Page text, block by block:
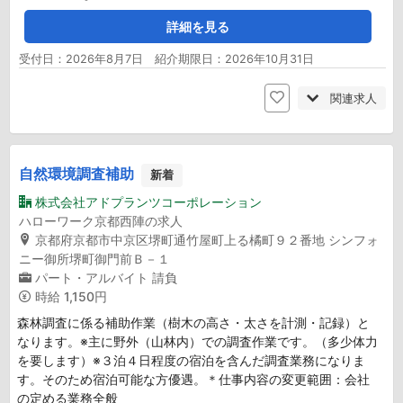
詳細を見る
受付日：2026年8月7日 紹介期限日：2026年10月31日
関連求人
自然環境調査補助 新着
株式会社アドプランツコーポレーション
ハローワーク京都西陣の求人
京都府京都市中京区堺町通竹屋町上る橘町９２番地 シンフォ
ニー御所堺町御門前Ｂ－１
パート・アルバイト 請負
時給 1,150円
森林調査に係る補助作業（樹木の高さ・太さを計測・記録）と
なります。※主に野外（山林内）での調査作業です。（多少体力
を要します）※３泊４日程度の宿泊を含んだ調査業務になりま
す。そのため宿泊可能な方優遇。＊仕事内容の変更範囲：会社
の定める業務全般